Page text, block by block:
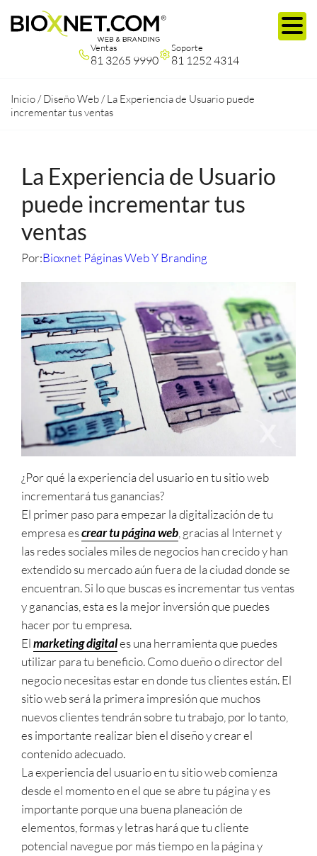
Ventas
81 3265 9990
Soporte
81 1252 4314
Inicio /Diseño Web /La Experiencia de Usuario puede
incrementar tus ventas
La Experiencia de Usuario
puede incrementar tus
ventas
Por:Bioxnet Páginas Web Y Branding
¿Por qué la experiencia del usuario en tu sitio web
incrementará tus ganancias?
El primer paso para empezar la digitalización de tu
empresa escrear tu página web, gracias al Internet y
las redes sociales miles de negocios han crecido y han
extendido su mercado aún fuera de la ciudad donde se
encuentran. Si lo que buscas es incrementar tus ventas
y ganancias, esta es la mejor inversión que puedes
hacer por tu empresa.
Elmarketing digitales una herramienta que puedes
utilizar para tu beneficio. Como dueño o director del
negocio necesitas estar en donde tus clientes están. El
sitio web será la primera impresión que muchos
nuevos clientes tendrán sobre tu trabajo, por lo tanto,
es importante realizar bien el diseño y crear el
contenido adecuado.
La experiencia del usuario en tu sitio web comienza
desde el momento en el que se abre tu página y es
importante porque una buena planeación de
elementos, formas y letras hará que tu cliente
potencial navegue por más tiempo en la página y